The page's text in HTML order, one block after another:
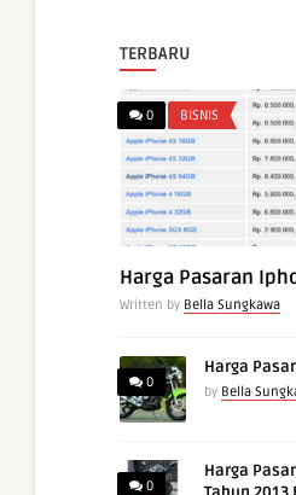
TERBARU
0 BISNIS
Harga Pasaran
Written by Bella Sungkawa
0
Harga
by Bella
0
Harga